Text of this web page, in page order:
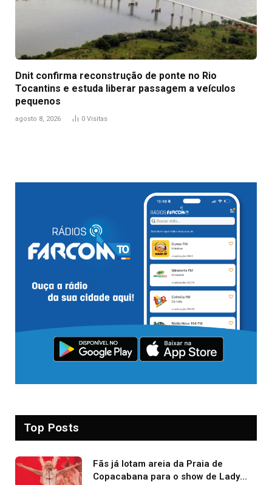
Dnit confirma reconstrução de ponte no Rio
Tocantins e estuda liberar passagem a veículos
pequenos
agosto 8, 2026 0 Visitas
Top Posts
Fãs já lotam areia da Praia de
Copacabana para o show de Lady